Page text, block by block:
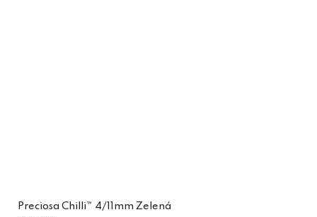
Preciosa Chilli™ 4/11mm Zelená